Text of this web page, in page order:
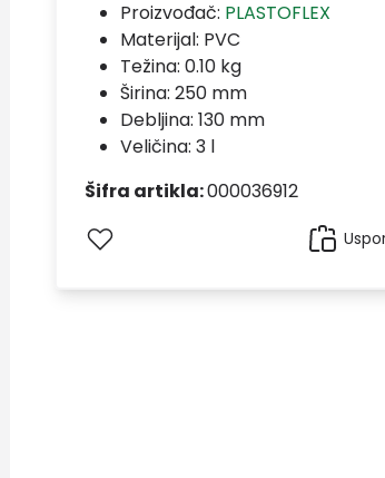
Proizvođač: PLASTOFLEX
Materijal: PVC
Težina: 0.10 kg
Širina: 250 mm
Debljina: 130 mm
Veličina: 3 l
Šifra artikla:000036912